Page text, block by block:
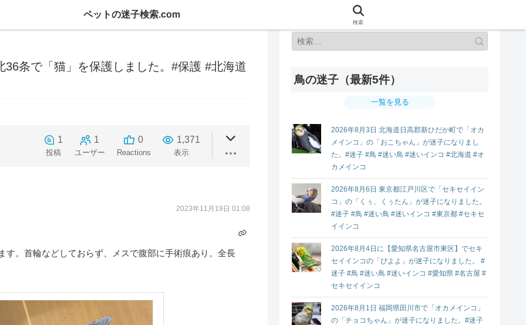
条で「猫」を保護しました。#保護 #北海道
1
投稿
1
ユーザー
0
Reactions
1,371
表示
2023年11月19日 01:08
す。首輪などしておらず、メスで腹部に手術痕あり。全長
鳥の迷子（最新5件）
一覧を見る
2026年8月3日 北海道日高郡新ひだか町で「オカ
メインコ」の「おこちゃん」が迷子になりまし
た。#迷子 #鳥 #迷い鳥 #迷いインコ #北海道 #オ
カメインコ
2026年8月6日 東京都江戸川区で「セキセイイン
コ」の「くぅ、くぅたん」が迷子になりました。
#迷子 #鳥 #迷い鳥 #迷いインコ #東京都 #セキセ
イインコ
2026年8月4日に【愛知県名古屋市東区】でセキ
セイインコの「ぴよよ」が迷子になりました。 #
迷子 #鳥 #迷い鳥 #迷いインコ #愛知県 #名古屋 #
セキセイインコ
2026年8月1日 福岡県田川市で「オカメインコ」
の「チョコちゃん」が迷子になりました。#迷子
ペットの迷子検索.com
検索